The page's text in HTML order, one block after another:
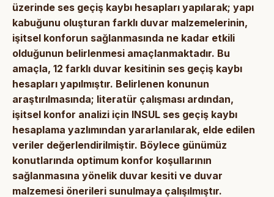
üzerinde ses geçiş kaybı hesapları yapılarak; yapı
kabuğunu oluşturan farklı duvar malzemelerinin,
işitsel konforun sağlanmasında ne kadar etkili
olduğunun belirlenmesi amaçlanmaktadır. Bu
amaçla, 12 farklı duvar kesitinin ses geçiş kaybı
hesapları yapılmıştır. Belirlenen konunun
araştırılmasında; literatür çalışması ardından,
işitsel konfor analizi için INSUL ses geçiş kaybı
hesaplama yazlımından yararlanılarak, elde edilen
veriler değerlendirilmiştir. Böylece günümüz
konutlarında optimum konfor koşullarının
sağlanmasına yönelik duvar kesiti ve duvar
malzemesi önerileri sunulmaya çalışılmıştır.